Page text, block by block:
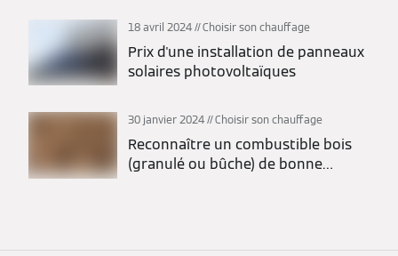
18 avril 2024 Choisir son chauffage
Prix d'une installation de panneaux
solaires photovoltaïques
30 janvier 2024 Choisir son chauffage
Reconnaître un combustible bois
(granulé ou bûche) de bonne